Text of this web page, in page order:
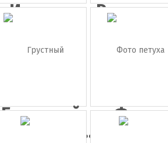
Иконка
попугай
животн...
Грустный
лягушоно...
Фото
петуха